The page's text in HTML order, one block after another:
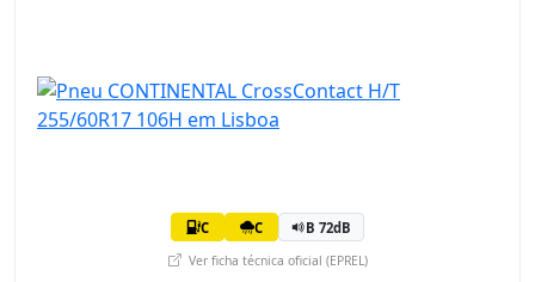
C C B 72dB
Ver ficha técnica oficial (EPREL)